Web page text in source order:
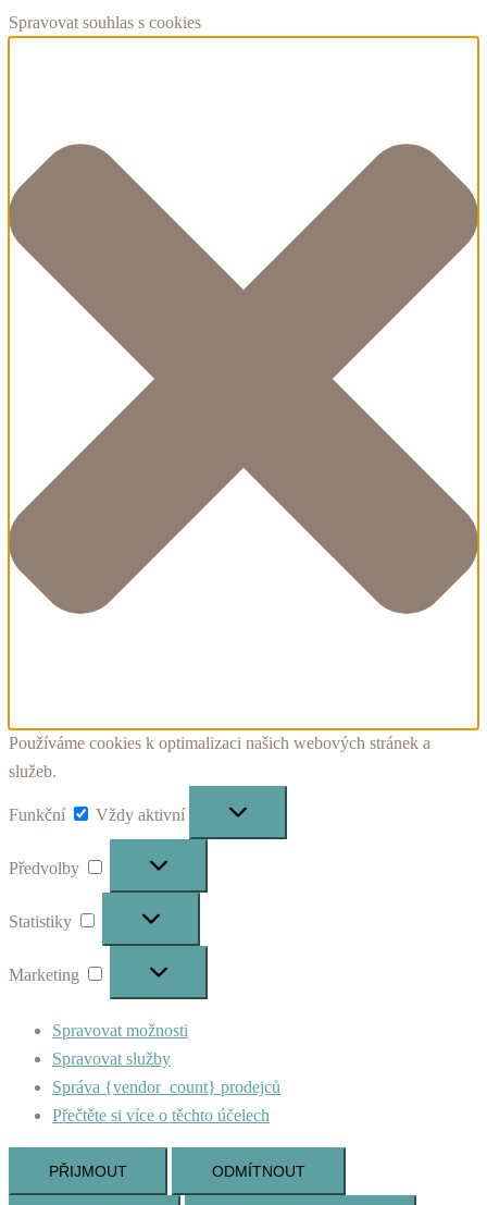
Spravovat souhlas s cookies
Používáme cookies k optimalizaci našich webových stránek a
služeb.
Funkční
Vždy aktivní
Předvolby
Statistiky
Marketing
Spravovat možnosti
Spravovat služby
Správa {vendor_count} prodejců
Přečtěte si více o těchto účelech
PŘIJMOUT ODMÍTNOUT